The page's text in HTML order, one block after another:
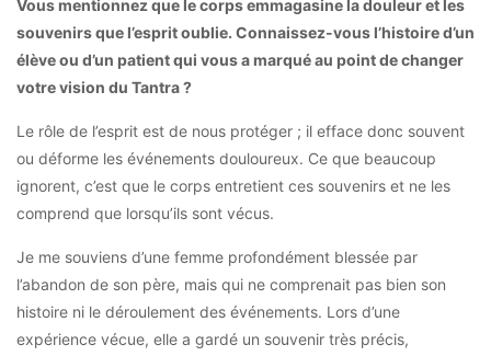
Vous mentionnez que le corps emmagasine la douleur et les
souvenirs que l’esprit oublie. Connaissez-vous l’histoire d’un
élève ou d’un patient qui vous a marqué au point de changer
votre vision du Tantra ?
Le rôle de l’esprit est de nous protéger ; il efface donc souvent
ou déforme les événements douloureux. Ce que beaucoup
ignorent, c’est que le corps entretient ces souvenirs et ne les
comprend que lorsqu’ils sont vécus.
Je me souviens d’une femme profondément blessée par
l’abandon de son père, mais qui ne comprenait pas bien son
histoire ni le déroulement des événements. Lors d’une
expérience vécue, elle a gardé un souvenir très précis,